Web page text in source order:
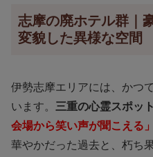
志摩の廃ホテル群｜
変貌した異様な空間
伊勢志摩エリアには、かつ
います。 三重の心霊スポッ
会場から笑い声が聞こえる」
華やかだった過去と、朽ち